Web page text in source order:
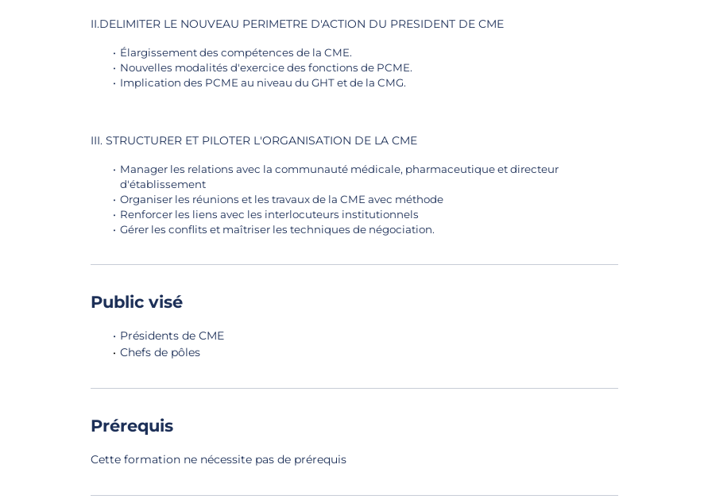
II.DELIMITER LE NOUVEAU PERIMETRE D'ACTION DU PRESIDENT DE CME
Élargissement des compétences de la CME.
Nouvelles modalités d'exercice des fonctions de PCME.
Implication des PCME au niveau du GHT et de la CMG.
III. STRUCTURER ET PILOTER L'ORGANISATION DE LA CME
Manager les relations avec la communauté médicale, pharmaceutique et directeur
d'établissement
Organiser les réunions et les travaux de la CME avec méthode
Renforcer les liens avec les interlocuteurs institutionnels
Gérer les conflits et maîtriser les techniques de négociation.
Public visé
Présidents de CME
Chefs de pôles
Prérequis
Cette formation ne nécessite pas de prérequis